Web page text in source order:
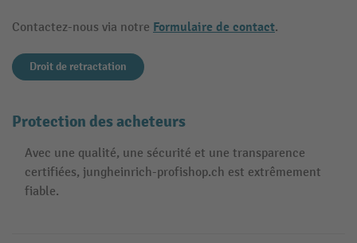
Contactez-nous via notre Formulaire de contact.
Droit de retractation
Protection des acheteurs
Avec une qualité, une sécurité et une transparence
certifiées, jungheinrich-profishop.ch est extrêmement
fiable.